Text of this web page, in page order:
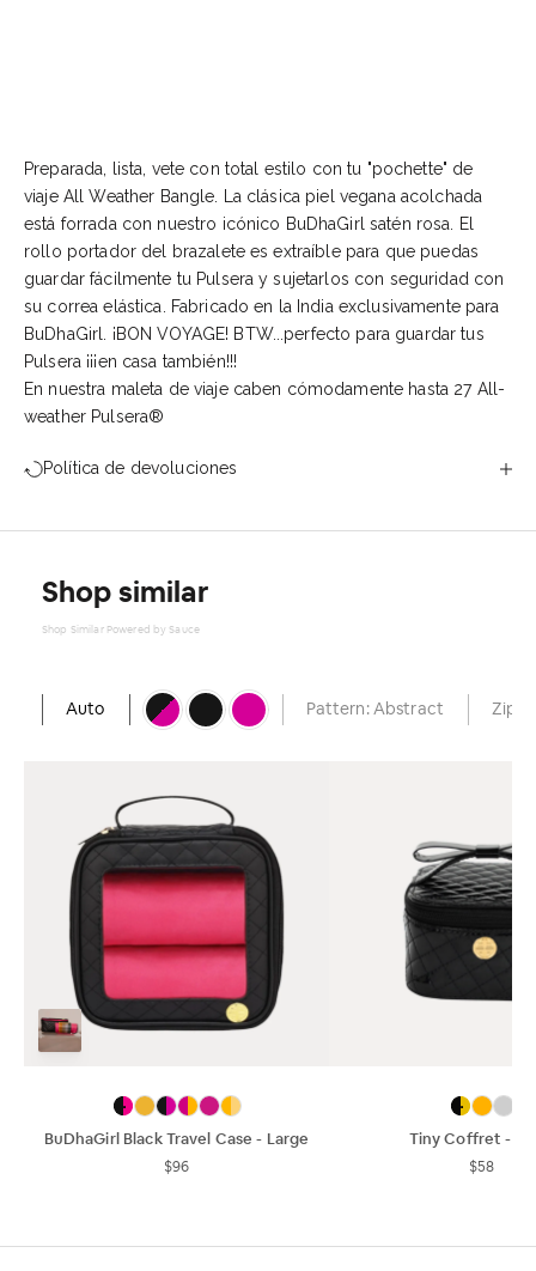
Preparada, lista, vete con total estilo con tu "pochette" de
viaje All Weather Bangle. La clásica piel vegana acolchada
está forrada con nuestro icónico BuDhaGirl satén rosa. El
rollo portador del brazalete es extraíble para que puedas
guardar fácilmente tu Pulsera y sujetarlos con seguridad con
su correa elástica. Fabricado en la India exclusivamente para
BuDhaGirl. ¡BON VOYAGE! BTW...perfecto para guardar tus
Pulsera ¡¡¡en casa también!!!
En nuestra maleta de viaje caben cómodamente hasta 27 All-
weather Pulsera®
Política de devoluciones
Shop similar
Shop Similar Powered by Sauce
Auto Pattern: Abstract Zip
BuDhaGirl Black Travel Case - Large
$96
Tiny Coffret -
$58